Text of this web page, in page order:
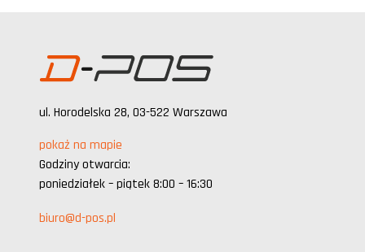
ul. Horodelska 28, 03-522 Warszawa
pokaż na mapie
Godziny otwarcia:
poniedziałek – piątek 8:00 – 16:30
biuro@d-pos.pl